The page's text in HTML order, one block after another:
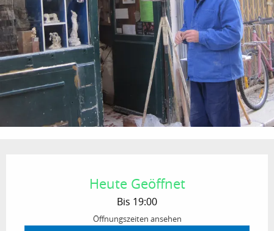
Heute Geöffnet
Bis 19:00
Öffnungszeiten ansehen